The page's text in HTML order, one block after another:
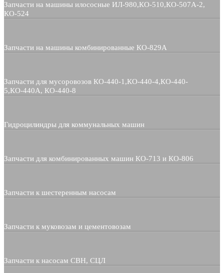
Запчасти на машины илососные ИЛ-980,КО-510,КО-507А-2,
КО-524
Запчасти на машины комбинированные КО-829А
Запчасти для мусоровозов КО-440-1,КО-440-4,КО-440-
5,КО-440А, КО-440-8
Гидроцилиндры для коммунальных машин
Запчасти для комбинированных машин КО-713 и КО-806
Запчасти к шестеренным насосам
Запчасти к муковозам и цементовозам
Запчасти к насосам СВН, СЦЛ